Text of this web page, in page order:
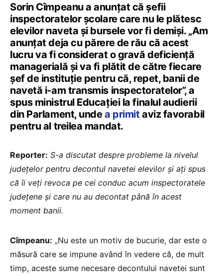
Sorin Cîmpeanu a anunțat că șefii
inspectoratelor școlare care nu le plătesc
elevilor naveta și bursele vor fi demiși. „Am
anunțat deja cu părere de rău că acest
lucru va fi considerat o gravă deficiență
managerială și va fi plătit de către fiecare
șef de instituție pentru că, repet, banii de
navetă i-am transmis inspectoratelor”, a
spus ministrul Educației la finalul audierii
din Parlament, undea primit aviz favorabil
pentru al treilea mandat.
Reporter: S-a discutat despre probleme la nivelul
județelor pentru decontul navetei elevilor și ați spus
că îi veți revoca pe cei conduc acum inspectoratele
județene și care nu au decontat până în acest
moment banii.
Cîmpeanu: „Nu este un motiv de bucurie, dar este o
măsură care se impune având în vedere că, de mult
timp, aceste sume necesare decontului navetei sunt